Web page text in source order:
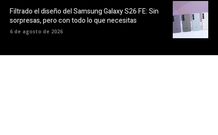
Filtrado el diseño del Samsung Galaxy S26 FE: Sin
sorpresas, pero con todo lo que necesitas
6 de agosto de 2026